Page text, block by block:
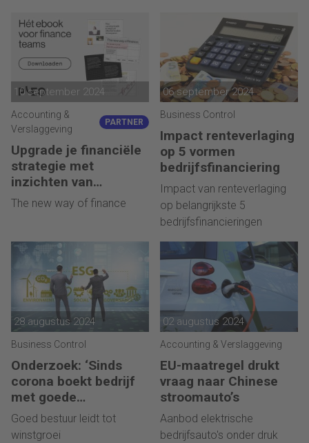
10 september 2024
Accounting &
Verslaggeving
PARTNER
Upgrade je financiële
strategie met
inzichten van
brancheleiders
The new way of finance
06 september 2024
Business Control
Impact renteverlaging
op 5 vormen
bedrijfsfinanciering
Impact van renteverlaging
op belangrijkste 5
bedrijfsfinancieringen
28 augustus 2024
Business Control
Onderzoek: ‘Sinds
corona boekt bedrijf
met goede
governance hogere
winst’
Goed bestuur leidt tot
winstgroei
02 augustus 2024
Accounting & Verslaggeving
EU-maatregel drukt
vraag naar Chinese
stroomauto’s
Aanbod elektrische
bedrijfsauto's onder druk